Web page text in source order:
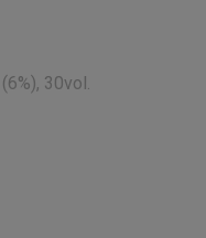
30vol.